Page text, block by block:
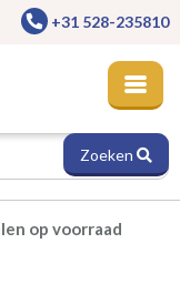
+31 528-235810
Zoeken
op voorraad